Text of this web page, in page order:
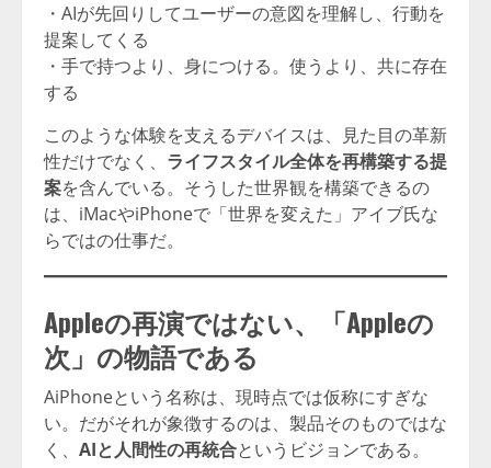
・AIが先回りしてユーザーの意図を理解し、行動を
提案してくる
・手で持つより、身につける。使うより、共に存在
する
このような体験を支えるデバイスは、見た目の革新
性だけでなく、 ライフスタイル全体を再構築する提
案を含んでいる。そうした世界観を構築できるの
は、iMacやiPhoneで「世界を変えた」アイブ氏な
らではの仕事だ。
Appleの再演ではない、「Appleの
次」の物語である
AiPhoneという名称は、現時点では仮称にすぎな
い。だがそれが象徴するのは、製品そのものではな
く、 AIと人間性の再統合というビジョンである。